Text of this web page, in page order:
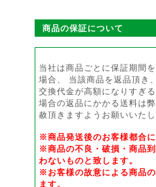
商品の保証について
当社は商品ごとに保証期間
場合、 当該商品を返品頂き
交換代金が高額になりすぎ
場合の返品にかかる送料は
赦頂きますようお願いいた
※商品発送後のお客様都合
※商品の不良・破損・商品
わないものと致します。
※お客様の故意による商品
ます。